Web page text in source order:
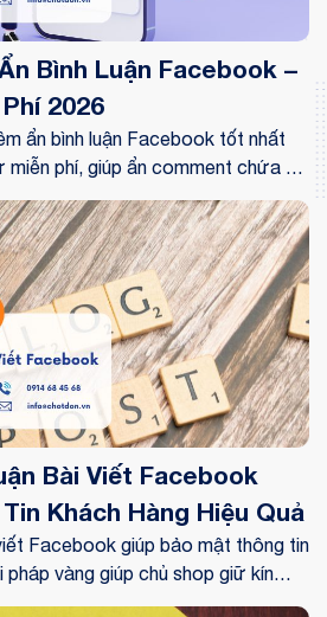
Bình Luận Facebook –
2026
ẩn bình luận Facebook tốt nhất
miễn phí, giúp ẩn comment chứa số
cướp khách triệt để.
Bài Viết Facebook
Khách Hàng Hiệu Quả
Facebook giúp bảo mật thông tin
pháp vàng giúp chủ shop giữ kín
quả kinh doanh online 2026.